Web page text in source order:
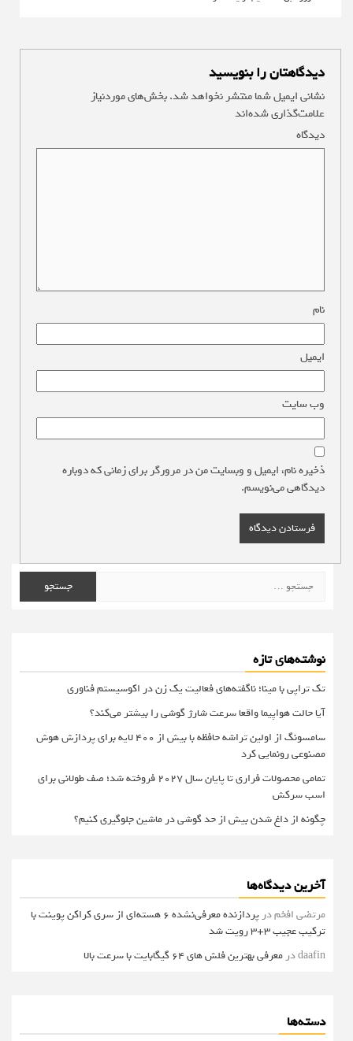
دیدگاهتان را بنویسید
نشانی ایمیل شما منتشر نخواهد شد.بخش‌های موردنیاز
علامت‌گذاری شده‌اند
دیدگاه
نام
ایمیل
وب‌ سایت
ذخیره نام، ایمیل و وبسایت من در مرورگر برای زمانی که دوباره
دیدگاهی می‌نویسم.
برای:
نوشته‌های تازه
تک تراپی با مینا؛ ناگفته‌های فعالیت یک زن در اکوسیستم فناوری
آیا حالت هواپیما واقعا سرعت شارژ گوشی را بیشتر می‌کند؟
سامسونگ از اولین تراشه حافظه با بیش از ۴۰۰ لایه برای پردازش هوش
مصنوعی رونمایی کرد
تمامی محصولات فراری تا پایان سال ۲۰۲۷ فروخته شد؛ صف طولانی برای
اسب سرکش
چگونه از داغ شدن بیش از حد گوشی در ماشین جلوگیری کنیم؟
آخرین دیدگاه‌ها
مرتضی افخمدر
پردازنده معرفی‌نشده 6 هسته‌ای از سری کراکن پوینت با
ترکیب عجیب 3+3 رویت شد
daafinدر معرفی بهترین فلش های 64 گیگابایت با سرعت بالا
دسته‌ها